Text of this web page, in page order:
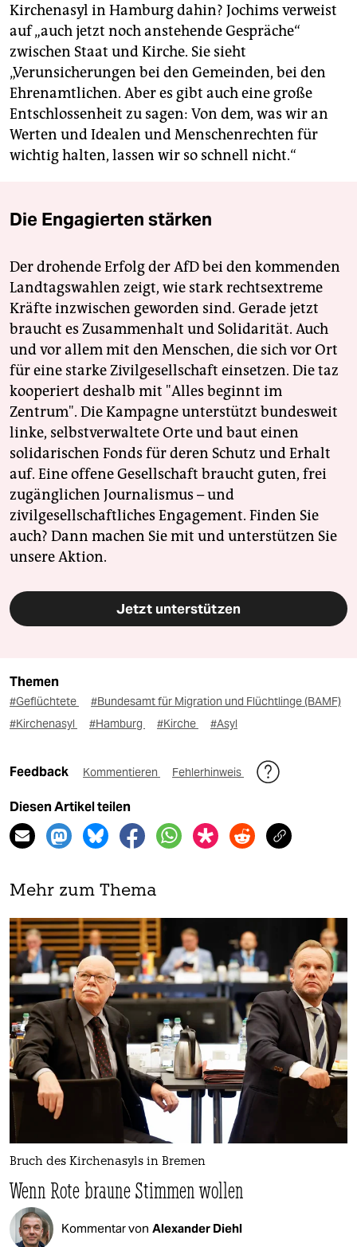
Kirchenasyl in Hamburg dahin? Jochims verweist
auf „auch jetzt noch anstehende Gespräche“
zwischen Staat und Kirche. Sie sieht
„Verunsicherungen bei den Gemeinden, bei den
Ehrenamtlichen. Aber es gibt auch eine große
Entschlossenheit zu sagen: Von dem, was wir an
Werten und Idealen und Menschenrechten für
wichtig halten, lassen wir so schnell nicht.“
Die Engagierten stärken
Der drohende Erfolg der AfD bei den kommenden
Landtagswahlen zeigt, wie stark rechtsextreme
Kräfte inzwischen geworden sind. Gerade jetzt
braucht es Zusammenhalt und Solidarität. Auch
und vor allem mit den Menschen, die sich vor Ort
für eine starke Zivilgesellschaft einsetzen. Die taz
kooperiert deshalb mit "Alles beginnt im
Zentrum". Die Kampagne unterstützt bundesweit
linke, selbstverwaltete Orte und baut einen
solidarischen Fonds für deren Schutz und Erhalt
auf. Eine offene Gesellschaft braucht guten, frei
zugänglichen Journalismus – und
zivilgesellschaftliches Engagement. Finden Sie
auch? Dann machen Sie mit und unterstützen Sie
unsere Aktion.
Jetzt unterstützen
Themen
#Geflüchtete
#Bundesamt für Migration und Flüchtlinge (BAMF)
#Kirchenasyl
#Hamburg #Kirche #Asyl
Feedback Kommentieren Fehlerhinweis
Diesen Artikel teilen
Mehr zum Thema
Bruch des Kirchenasyls in Bremen
Wenn Rote braune Stimmen wollen
Kommentar von Alexander Diehl